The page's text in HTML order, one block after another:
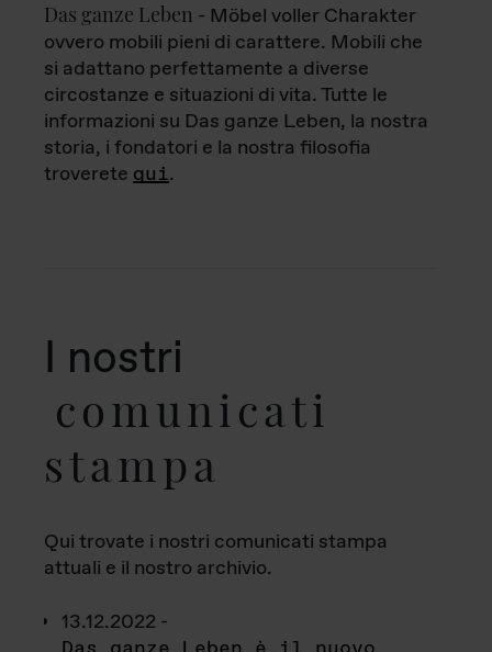
Das ganze Leben - Möbel voller Charakter
ovvero mobili pieni di carattere. Mobili che
si adattano perfettamente a diverse
circostanze e situazioni di vita. Tutte le
informazioni su Das ganze Leben, la nostra
storia, i fondatori e la nostra filosofia
troverete qui.
I nostri
comunicati
stampa
Qui trovate i nostri comunicati stampa
attuali e il nostro archivio.
13.12.2022 -